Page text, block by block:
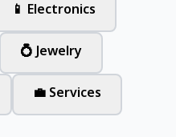
📱 Electronics
💍 Jewelry
💼 Services